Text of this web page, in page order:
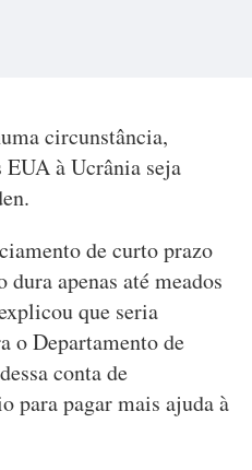
circunstância,
à Ucrânia seja
de curto prazo
apenas até meados
que seria
o Departamento de
conta de
para pagar mais ajuda à